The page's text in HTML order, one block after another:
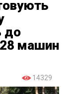
до
машин
14329